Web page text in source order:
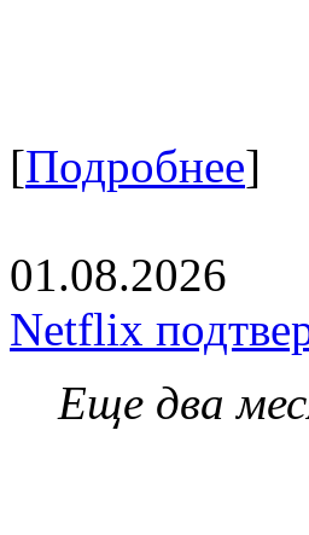
[Подробнее]
01.08.2026
Netflix
Еще два